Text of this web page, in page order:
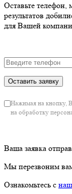
Оставьте
результатов
для Вашей
Нажимая на кнопку,
на обработку
Ваша заявка
Мы перезвоним
Ознакомьтесь с